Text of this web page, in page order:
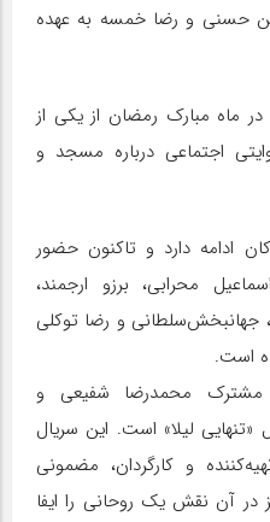
حسنی و رضا خمسه به عهده
ماه مبارک رمضان از یکی از
اجتماعی درباره مسجد و
ادامه دارد و تاکنون حضور
محرابی، برزو ارجمند،
جهانبخش‌سلطانی و رضا توکلی
است.
مشترک محمدرضا شفیعی و
لیلا» است. این سریال
و کارگردان، مضمونی
در آن نقش یک روحانی را ایفا